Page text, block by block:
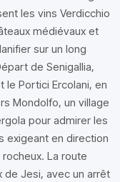
les vins Verdicchio
médiévaux et
sur un long
de Senigallia,
Portici Ercolani, en
Mondolfo, un village
pour admirer les
exigeant en direction
La route
de Jesi, avec un arrêt